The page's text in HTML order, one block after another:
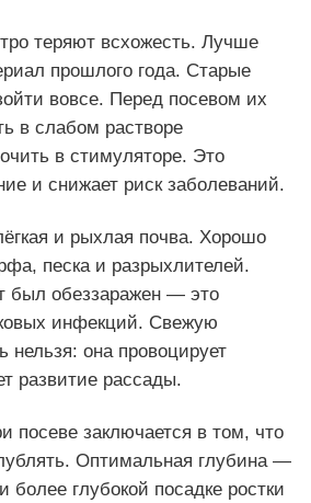
теряют всхожесть. Лучше
прошлого года. Старые
вовсе. Перед посевом их
в слабом растворе
в стимуляторе. Это
и снижает риск заболеваний.
и рыхлая почва. Хорошо
песка и разрыхлителей.
был обеззаражен — это
инфекций. Свежую
нельзя: она провоцирует
развитие рассады.
посеве заключается в том, что
Оптимальная глубина —
более глубокой посадке ростки